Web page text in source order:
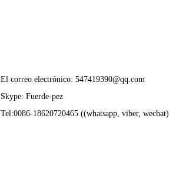
El correo electrónico: 547419390@qq.com
Skype: Fuerde-pez
Tel:0086-18620720465 ((whatsapp, viber, wechat)